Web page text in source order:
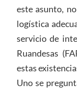
este asunto,
logística
servicio de
Ruandesas
estas
Uno se